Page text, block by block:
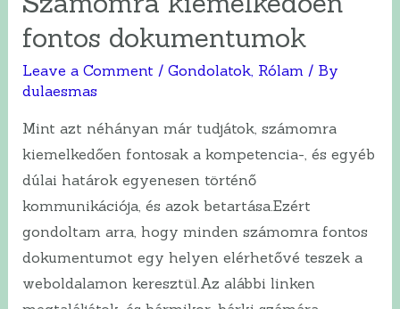
kórházba?”
fontos dokumentumok
Leave a Comment / Gondolatok, Rólam/ By
dulaesmas
Mint azt néhányan már tudjátok, számomra
kiemelkedően fontosak a kompetencia-, és egyéb
dúlai határok egyenesen történő
kommunikációja, és azok betartása.Ezért
gondoltam arra, hogy minden számomra fontos
dokumentumot egy helyen elérhetővé teszek a
weboldalamon keresztül.Az alábbi linken